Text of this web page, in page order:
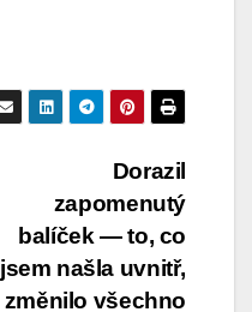
Dorazil
zapomenutý
balíček — to, co
jsem našla uvnitř,
změnilo všechno